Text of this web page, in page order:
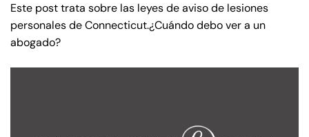
Este post trata sobre las leyes de aviso de lesiones
personales de Connecticut.¿Cuándo debo ver a un
abogado?